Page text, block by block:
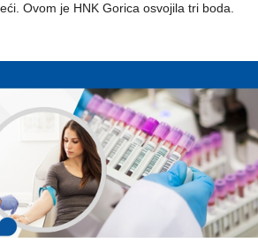
Ovom je HNK Gorica osvojila tri boda.